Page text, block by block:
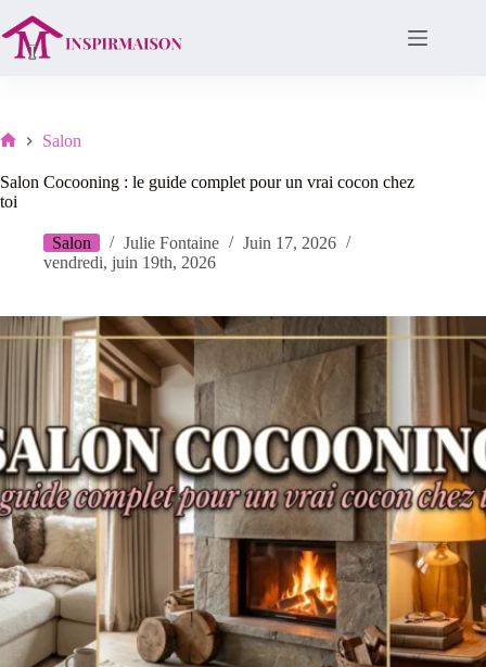
au
contenu
Salon
Salon Cocooning : le guide complet pour un vrai cocon chez
toi
Salon Julie Fontaine
Juin 17, 2026
vendredi, juin 19th, 2026